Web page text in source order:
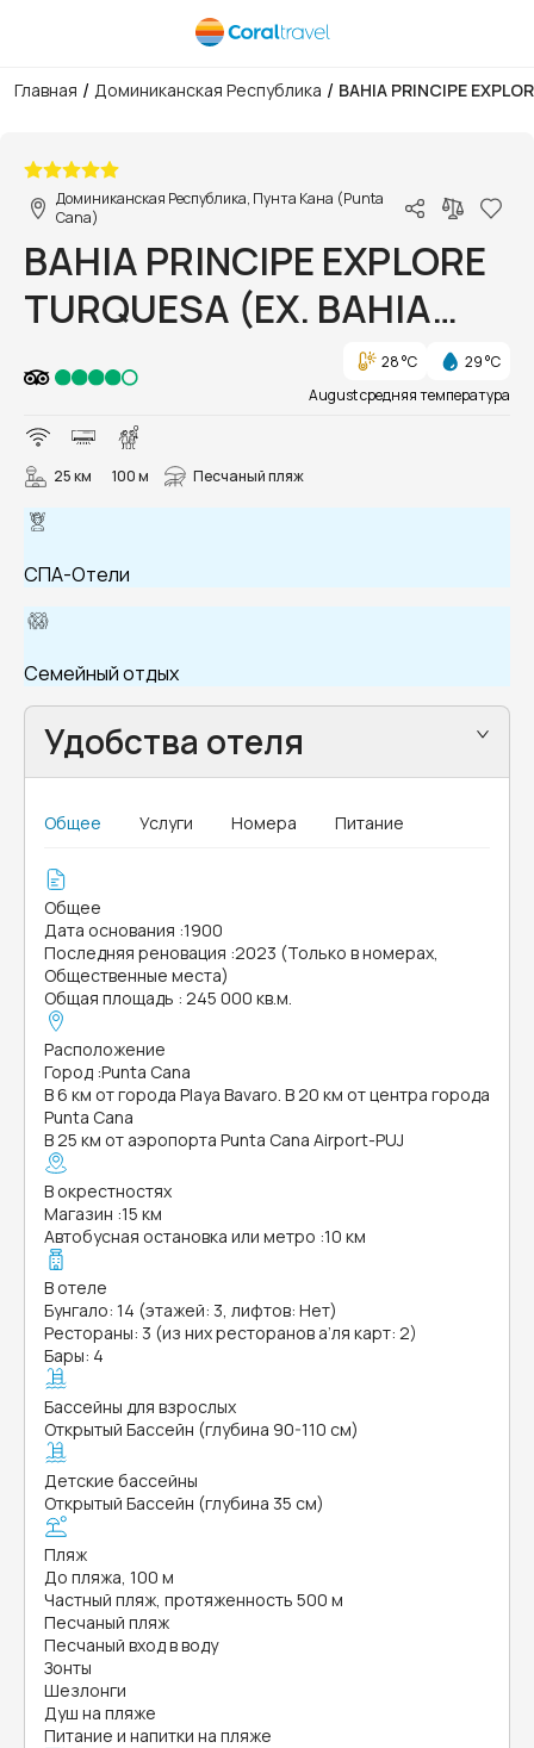
Главная / Доминиканская Республика / BAHIA PRINCIPE
Доминиканская Республика, Пунта Кана (Punta
Cana)
BAHIA PRINCIPE EXPLORE
TURQUESA (EX. BAHIA
PRINCIPE GRAND
TURQUESA)
28 °C
29 °C
August средняя температура
25 км 100 м Песчаный пляж
СПА-Отели
Семейный отдых
Удобства отеля
Общее Услуги Номера Питание
Общее
Дата основания :1900
Последняя реновация :2023 (Только в номерах,
Общественные места)
Общая площадь : 245 000 кв.м.
Расположение
Город :Punta Cana
В 6 км от города Playa Bavaro. В 20 км от центра города
Punta Cana
В 25 км от аэропорта Punta Cana Airport-PUJ
В окрестностях
Магазин :15 км
Автобусная остановка или метро :10 км
В отеле
Бунгало: 14 (этажей: 3, лифтов: Нет)
Рестораны: 3 (из них ресторанов а’ля карт: 2)
Бары: 4
Бассейны для взрослых
Открытый Бассейн (глубина 90-110 см)
Детские бассейны
Открытый Бассейн (глубина 35 см)
Пляж
До пляжа, 100 м
Частный пляж, протяженность 500 м
Песчаный пляж
Песчаный вход в воду
Зонты
Шезлонги
Душ на пляже
Питание и напитки на пляже